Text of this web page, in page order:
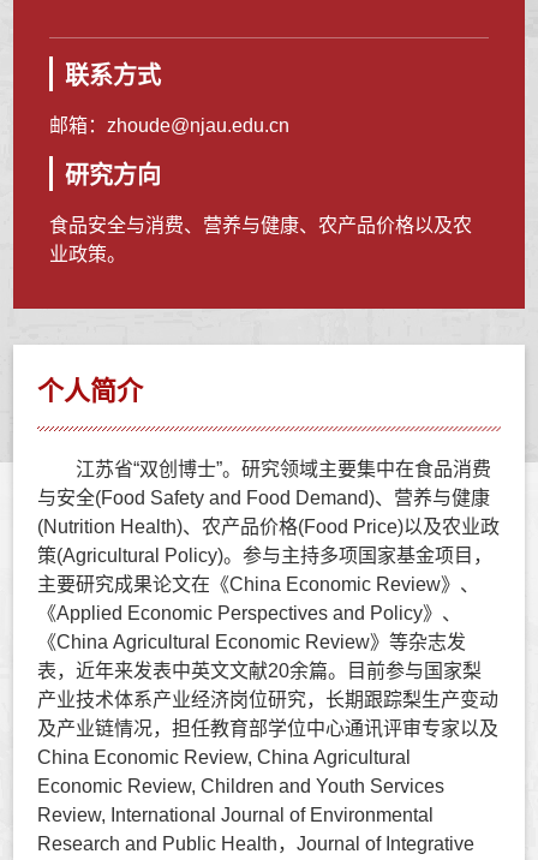
联系方式
邮箱： zhoude@njau.edu.cn
研究方向
食品安全与消费、营养与健康、农产品价格以及农
业政策。
个人简介
江苏省“双创博士”。研究领域主要集中在食品消费
与安全(Food Safety and Food Demand)、营养与健康
(Nutrition Health)、农产品价格(Food Price)以及农业政
策(Agricultural Policy)。参与主持多项国家基金项目，
主要研究成果论文在《China Economic Review》、
《Applied Economic Perspectives and Policy》、
《China Agricultural Economic Review》等杂志发
表，近年来发表中英文文献20余篇。目前参与国家梨
产业技术体系产业经济岗位研究，长期跟踪梨生产变动
及产业链情况，担任教育部学位中心通讯评审专家以及
China Economic Review, China Agricultural
Economic Review, Children and Youth Services
Review, International Journal of Environmental
Research and Public Health，Journal of Integrative